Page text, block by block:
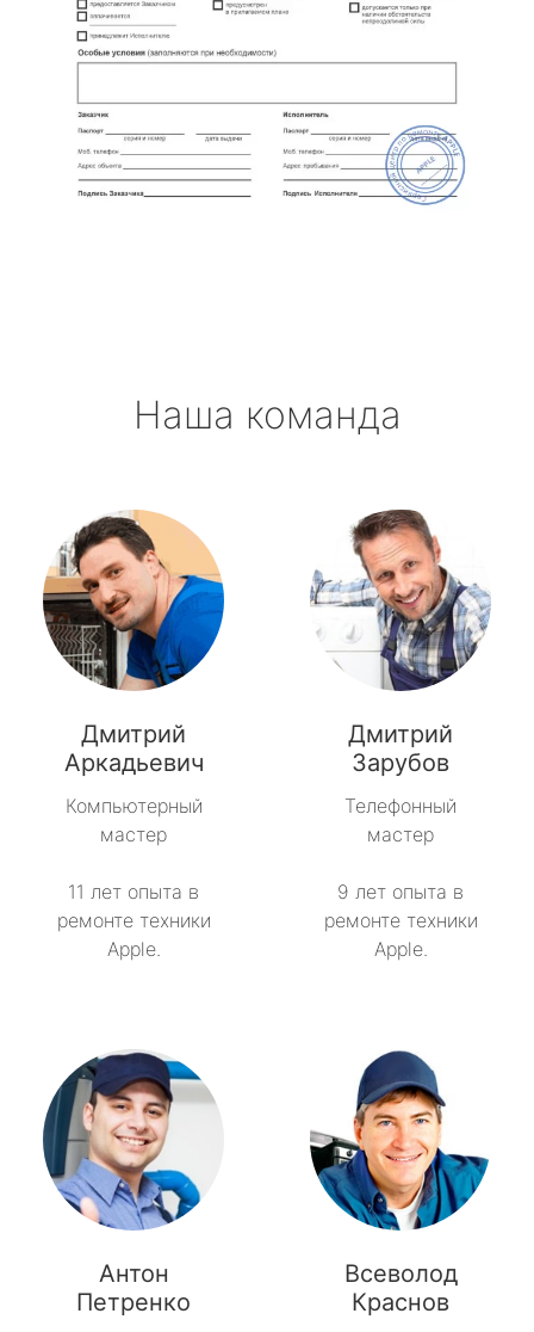
Наша команда
Дмитрий
Аркадьевич
Компьютерный
мастер
11 лет опыта в
ремонте техники
Apple.
Дмитрий
Зарубов
Телефонный
мастер
9 лет опыта в
ремонте техники
Apple.
Антон
Петренко
Всеволод
Краснов